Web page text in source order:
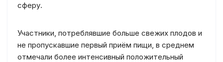
сферу.
Участники, потреблявшие больше свежих плодов и
не пропускавшие первый приём пищи, в среднем
отмечали более интенсивный положительный